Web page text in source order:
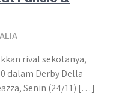
rival sekotanya,
dalam Derby Della
Senin (24/11) […]